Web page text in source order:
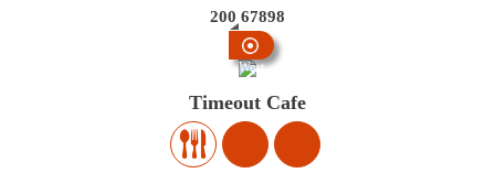
200 67898
West
Timeout Cafe